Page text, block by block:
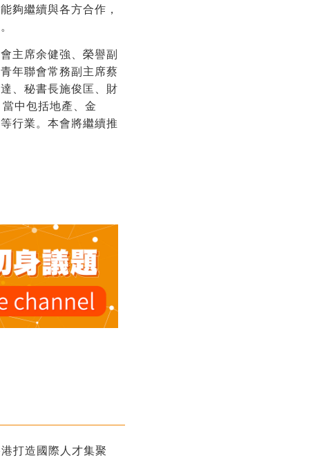
夠繼續與各方合作，
主席余健強、榮譽副
年聯會常務副主席蔡
、秘書長施俊匡、財
中包括地產、金
行業。本會將繼續推
打造國際人才集聚